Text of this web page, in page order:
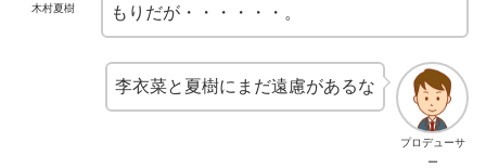
木村夏樹
もりだが・・・・・・。
プロデューサ
ー
李衣菜と夏樹にまだ遠慮があるな